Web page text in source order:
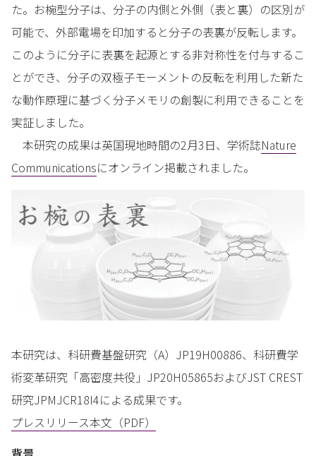
た。お椀型分子は、分子の内側と外側（表と裏）の区別が
可能で、外部電場を印加すると分子の表裏が反転します。
このように分子に表裏を起源とする非対称性を付与するこ
とができ、分子の双極子モーメントの反転を利用した新た
な動作原理に基づく分子メモリの創製に利用できることを
実証しました。
本研究の成果は英国現地時間の2月3日、学術誌Nature
Communicationsにオンライン掲載されました。
本研究は、科研費基盤研究（A）JP19H00886、科研費学
術変革研究「高密度共役」JP20H05865およびJST CREST
研究JPMJCR18I4による成果です。
プレスリリース本文（PDF）